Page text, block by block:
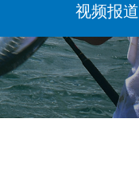
视频报道